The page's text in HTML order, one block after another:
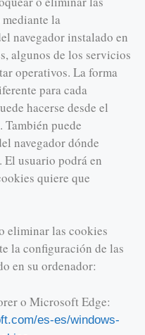
la
navegador instalado en
algunos de los servicios
operativos. La forma
para cada
hacerse desde el
También puede
navegador dónde
usuario podrá en
quiere que
eliminar las cookies
la configuración de las
en su ordenador:
o Microsoft Edge:
es-es/windows-